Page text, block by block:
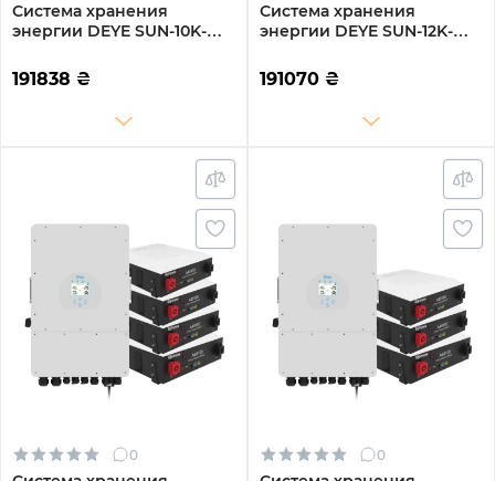
Система хранения
энергии DEYE SUN-10K-
10kW 15.36kWh 3BAT
LiFePO4 6500 циклов
191838 ₴
Система хранения
энергии DEYE SUN-12K-
LFP 12kW 14.4kWh 3BAT
LiFePO4 6500 циклов
191070 ₴
0 0